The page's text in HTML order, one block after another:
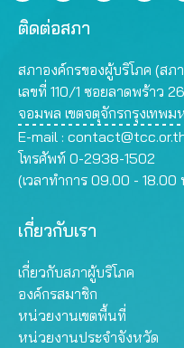
ติดต่อสภา
สภาองค์กรของผู้บริโภค (สภ
เลขที่ 110/1 ซอยลาดพร้าว
จอมพล เขตจตุจักรกรุงเทพ
E-mail :
โทรศัพท์ 0-2938-1502
(เวลาทำการ 09.00 - 18.00
เกี่ยวกับเรา
เกี่ยวกับสภาผู้บริโภค
องค์กรสมาชิก
หน่วยงานเขตพื้นที่
หน่วยงานประจำจังหวัด